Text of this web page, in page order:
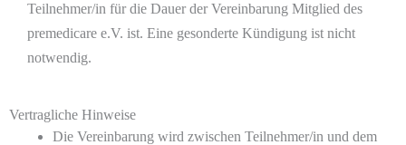
Teilnehmer/in für die Dauer der Vereinbarung Mitglied des
premedicare e.V. ist. Eine gesonderte Kündigung ist nicht
notwendig.
Vertragliche Hinweise
Die Vereinbarung wird zwischen Teilnehmer/in und dem